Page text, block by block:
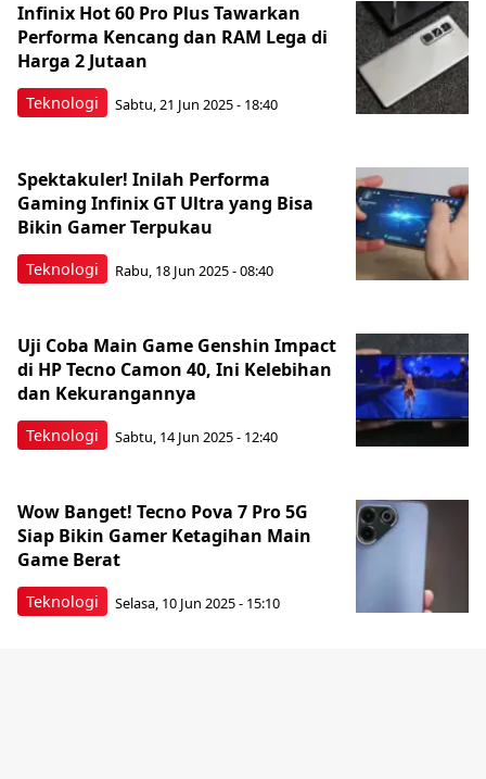
Teknologi
Infinix Hot 60 Pro Plus Tawarkan
Performa Kencang dan RAM Lega di
Harga 2 Jutaan
Sabtu, 21 Jun 2025 - 18:40
Teknologi
Spektakuler! Inilah Performa
Gaming Infinix GT Ultra yang Bisa
Bikin Gamer Terpukau
Rabu, 18 Jun 2025 - 08:40
Teknologi
Uji Coba Main Game Genshin Impact
di HP Tecno Camon 40, Ini Kelebihan
dan Kekurangannya
Sabtu, 14 Jun 2025 - 12:40
Teknologi
Wow Banget! Tecno Pova 7 Pro 5G
Siap Bikin Gamer Ketagihan Main
Game Berat
Selasa, 10 Jun 2025 - 15:10